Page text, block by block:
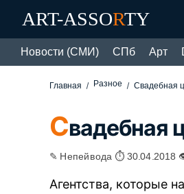
ART-ASSORTY
Новости (СМИ) СПб Арт
Главная Разное Свадебная
Свадебная
✎ Непейвода ⏱ 30.04.2018
Агентства, которые